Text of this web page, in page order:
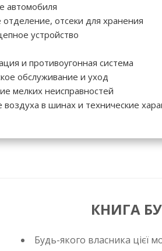
автомобиля
отделение, отсеки для хранения
устройство
и противоугонная система
обслуживание и уход
мелких неисправностей
в шинах и технические
КНИГА
Будь-якого власника цієї